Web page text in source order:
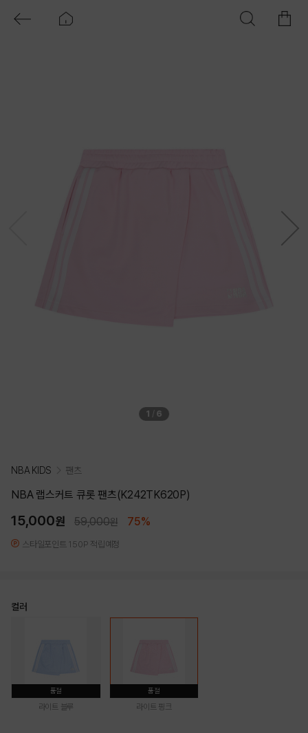
1 / 6
NBA KIDS 팬츠
NBA 랩스커트 큐롯 팬츠(K242TK620P)
15,000원 59,000원 75%
스타일포인트 150P 적립예정
컬러
품절
라이트 블루
품절
라이트 핑크